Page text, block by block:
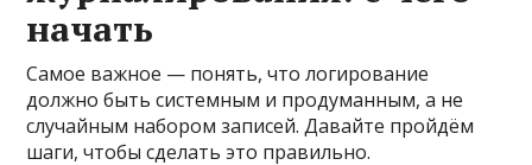
начать
Самое важное — понять, что логирование
должно быть системным и продуманным, а не
случайным набором записей. Давайте пройдём
шаги, чтобы сделать это правильно.